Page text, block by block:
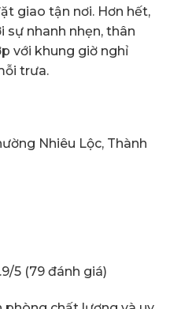
giao tận nơi. Hơn hết,
sự nhanh nhẹn, thân
với khung giờ nghỉ
trưa.
Nhiêu Lộc, Thành
5 (79 đánh giá)